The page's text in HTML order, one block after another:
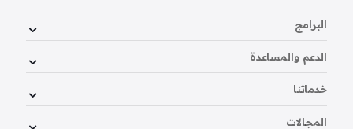
البرامج
الدعم والمساعدة
خدماتنا
المجالات